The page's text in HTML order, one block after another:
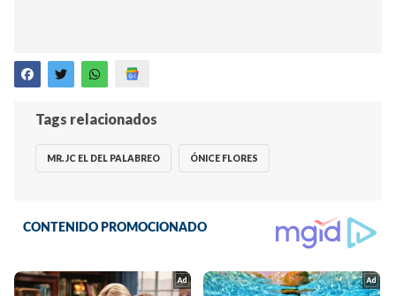
Tags relacionados
MR. JC EL DEL PALABREO ÓNICE FLORES